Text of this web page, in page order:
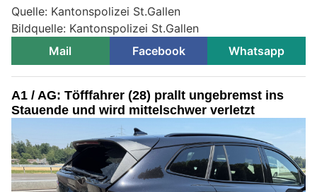
Quelle: Kantonspolizei St.Gallen
Bildquelle: Kantonspolizei St.Gallen
Mail
Facebook Whatsapp
A1 / AG: Töfffahrer (28) prallt ungebremst ins
Stauende und wird mittelschwer verletzt